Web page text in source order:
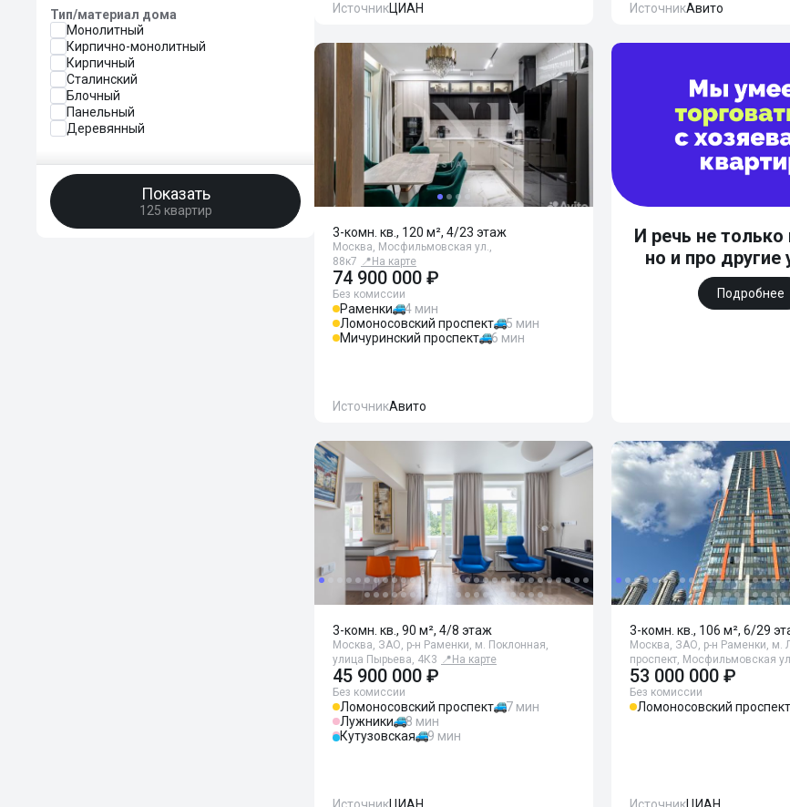
Тип/материал дома
Монолитный
Кирпично-монолитный
Кирпичный
Сталинский
Блочный
Панельный
Деревянный
Показать
125 квартир
ИсточникЦИАН ИсточникАвито
3-комн. кв., 120 м², 4/23 этаж
Москва, Мосфильмовская ул.,
88к7 📍 На карте
74 900 000 ₽
Без комиссии
Раменки
4 мин
Ломоносовский проспект
5 мин
Мичуринский проспект
6 мин
ИсточникАвито
И речь не только
но и про другие
Подробнее
3-комн. кв., 90 м², 4/8 этаж
Москва, ЗАО, р-н Раменки, м. Поклонная,
улица Пырьева, 4К3 📍 На карте
45 900 000 ₽
Без комиссии
Ломоносовский проспект
7 мин
Лужники
8 мин
Кутузовская
9 мин
3-комн. кв., 106 м², 6/29
Москва, ЗАО, р-н Раменки, м.
проспект, Мосфильмовская
53 000 000 ₽
Без комиссии
Ломоносовский проспект